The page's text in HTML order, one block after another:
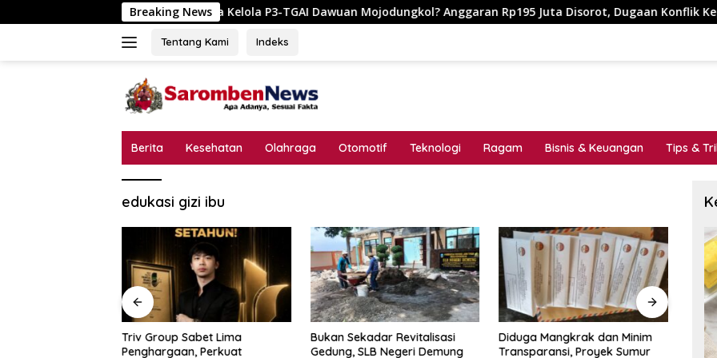
ke
Breaking News
Skandal Tata Kelola P3-TGAI Dawuan Mojodungkol? Anggaran Rp195 Juta Disorot, Dugaan Konflik Kepentingan
Tentang Kami Indeks
Berita Kesehatan Olahraga Otomotif Teknologi Ragam Bisnis & Keuangan Tips &
edukasi gizi ibu
Triv Group Sabet Lima
Penghargaan, Perkuat
Bukan Sekadar Revitalisasi
Gedung, SLB Negeri Demung
Diduga Mangkrak dan Minim
Transparansi, Proyek Sumur